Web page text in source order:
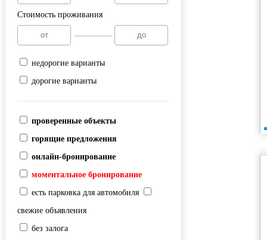
Стоимость проживания
недорогие варианты
дорогие варианты
проверенные объекты
горящие предложения
онлайн-бронирование
моментальное бронирование
есть парковка для автомобиля
свежие объявления
без залога